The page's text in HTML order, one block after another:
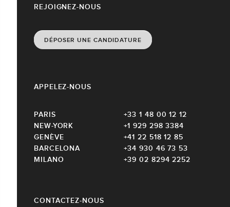
CONTACTEZ-NOUS
REJOIGNEZ-NOUS
DÉPOSER UNE CANDIDATURE
APPELEZ-NOUS
PARIS
+33 1 48 00 12 12
NEW-YORK
+1 929 298 3384
GENÈVE
+41 22 518 12 85
BARCELONA
+34 930 46 73 53
MILANO
+39 02 8294 2252